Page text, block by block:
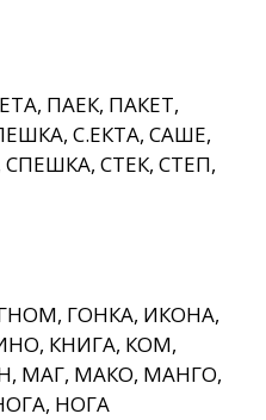
ПАЕК, ПАКЕТ,
С.ЕКТА, САШЕ,
СПЕШКА, СТЕК, СТЕП,
ГОНКА, ИКОНА,
КНИГА, КОМ,
МАГ, МАКО, МАНГО,
НОГА